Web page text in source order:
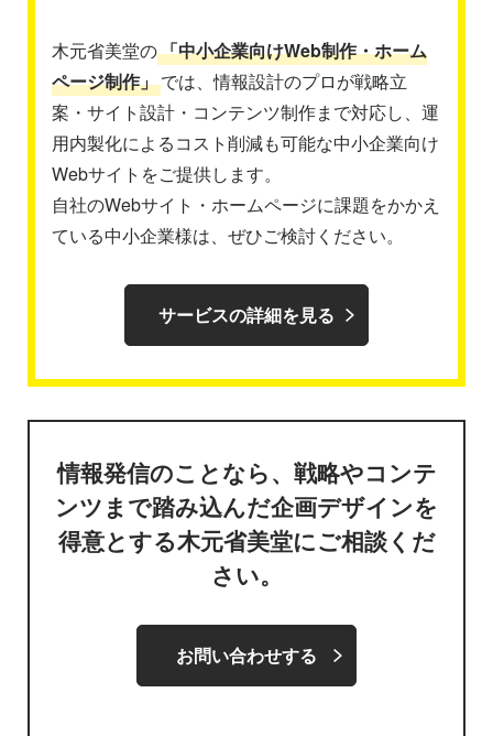
木元省美堂の「中小企業向けWeb制作・ホーム
ページ制作」では、情報設計のプロが戦略立
案・サイト設計・コンテンツ制作まで対応し、運
用内製化によるコスト削減も可能な中小企業向け
Webサイトをご提供します。
自社のWebサイト・ホームページに課題をかかえ
ている中小企業様は、ぜひご検討ください。
サービスの詳細を見る
情報発信のことなら、戦略やコンテ
ンツまで踏み込んだ企画デザインを
得意とする木元省美堂にご相談くだ
さい。
お問い合わせする